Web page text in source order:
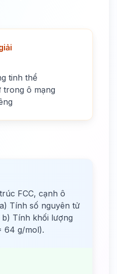
tinh thể
trong ô mạng
FCC, cạnh ô
Tính số nguyên tử
Tính khối lượng
64 g/mol).